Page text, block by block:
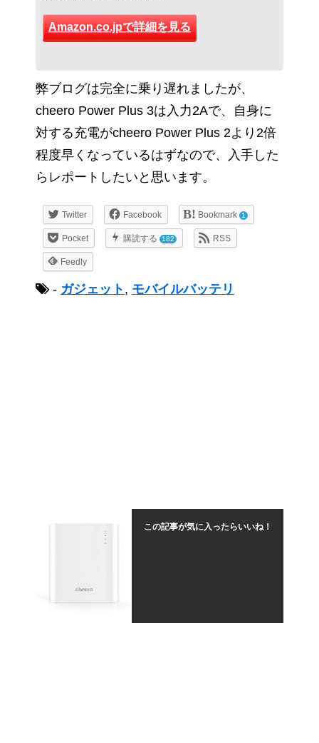
Amazon.co.jpで詳細を見る
弊ブログは完全に乗り遅れましたが、
cheero Power Plus 3は入力2Aで、自身に
対する充電がcheero Power Plus 2より2倍
程度早くなっているはずなので、入手した
らレポートしたいと思います。
Twitter Facebook Bookmark 1
Pocket 購読する 182 RSS
Feedly
- ガジェット , モバイルバッテリ
この記事が気に入ったらいいね！